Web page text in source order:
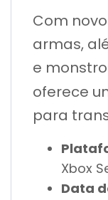
Com
armas,
e
oferece
para
Xbox
Data